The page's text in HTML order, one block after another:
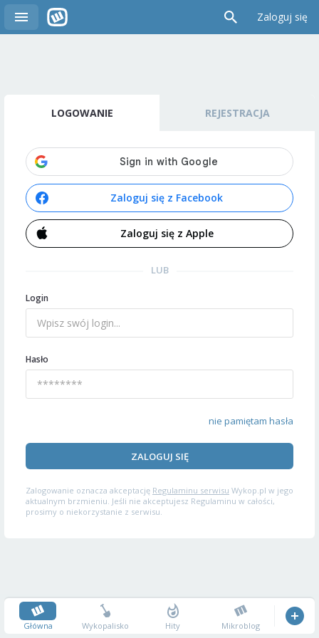
Zaloguj się
LOGOWANIE REJESTRACJA
Zaloguj się z Facebook
Zaloguj się z Apple
LUB
Login
Hasło
nie pamiętam hasła
ZALOGUJ SIĘ
Zalogowanie oznacza akceptację Regulaminu serwisu Wykop.pl w jego
aktualnym brzmieniu. Jeśli nie akceptujesz Regulaminu w całości,
prosimy o niekorzystanie z serwisu.
Główna Wykopalisko Hity Mikroblog